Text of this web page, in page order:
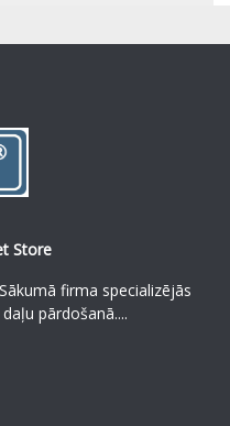
Store
firma specializējās
pārdošanā....